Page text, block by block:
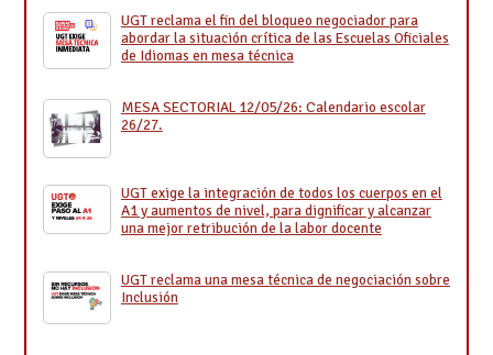
UGT reclama el fin del bloqueo negociador para
abordar la situación crítica de las Escuelas Oficiales
de Idiomas en mesa técnica
MESA SECTORIAL 12/05/26: Calendario escolar
26/27.
UGT exige la integración de todos los cuerpos en el
A1 y aumentos de nivel, para dignificar y alcanzar
una mejor retribución de la labor docente
UGT reclama una mesa técnica de negociación sobre
Inclusión